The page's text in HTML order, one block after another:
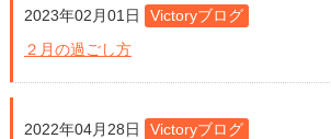
2023年02月01日
Victoryブログ
２月の過ごし方
2022年04月28日
Victoryブログ